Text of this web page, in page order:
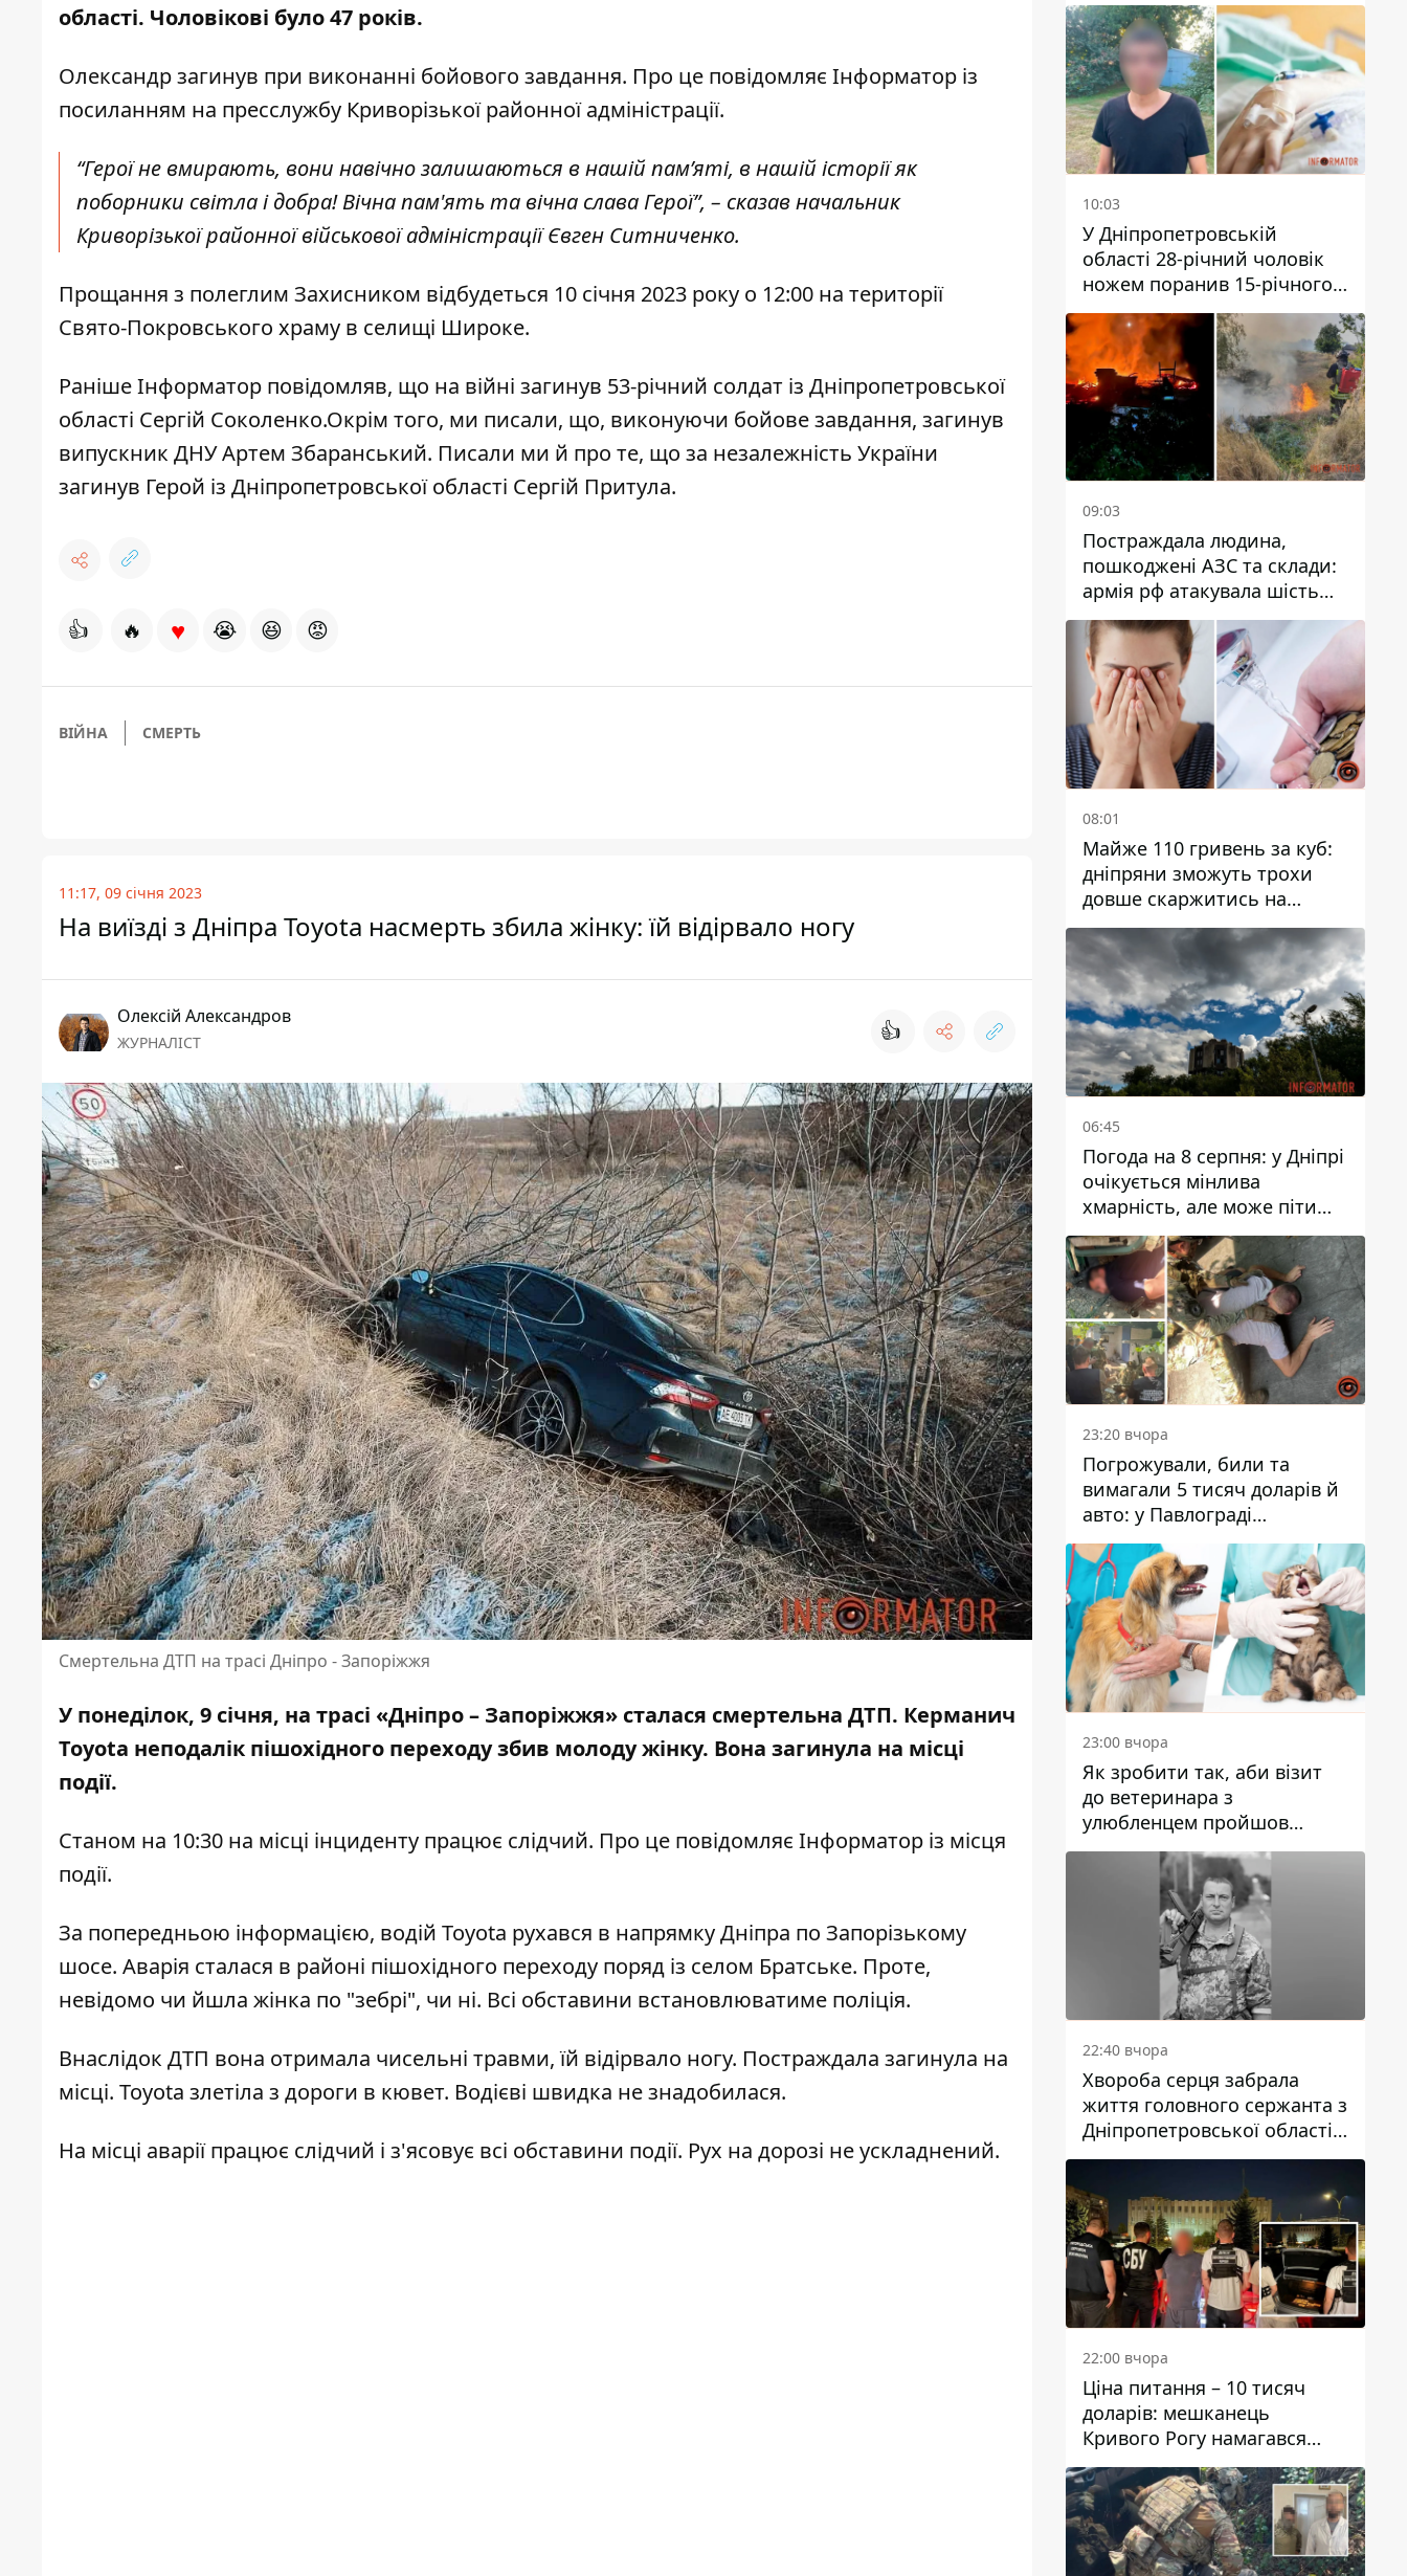
області. Чоловікові було 47 років.
Олександр загинув при виконанні бойового завдання. Про це повідомляє Інформатор із
посиланням на пресслужбу Криворізької районної адміністрації.
“Герої не вмирають, вони навічно залишаються в нашій пам’яті, в нашій історії як
поборники світла і добра! Вічна пам'ять та вічна слава Герої”, – сказав начальник
Криворізької районної військової адміністрації Євген Ситниченко.
Прощання з полеглим Захисником відбудеться 10 січня 2023 року о 12:00 на території
Свято-Покровського храму в селищі Широке.
Раніше Інформатор повідомляв, що на війні загинув 53-річний солдат із Дніпропетровської
області Сергій Соколенко.Окрім того, ми писали, що, виконуючи бойове завдання, загинув
випускник ДНУ Артем Збаранський. Писали ми й про те, що за незалежність України
загинув Герой із Дніпропетровської області Сергій Притула.
👍 🔥 ♥ 😭 😆 😡
ВІЙНА СМЕРТЬ
11:17, 09 січня 2023
На виїзді з Дніпра Toyota насмерть збила жінку: їй відірвало ногу
Олексій Александров
ЖУРНАЛІСТ 👍
Смертельна ДТП на трасі Дніпро - Запоріжжя
У понеділок, 9 січня, на трасі «Дніпро – Запоріжжя» сталася смертельна ДТП. Керманич
Toyota неподалік пішохідного переходу збив молоду жінку. Вона загинула на місці
події.
Станом на 10:30 на місці інциденту працює слідчий. Про це повідомляє Інформатор із місця
події.
За попередньою інформацією, водій Toyota рухався в напрямку Дніпра по Запорізькому
шосе. Аварія сталася в районі пішохідного переходу поряд із селом Братське. Проте,
невідомо чи йшла жінка по "зебрі", чи ні. Всі обставини встановлюватиме поліція.
Внаслідок ДТП вона отримала чисельні травми, їй відірвало ногу. Постраждала загинула на
місці. Toyota злетіла з дороги в кювет. Водієві швидка не знадобилася.
На місці аварії працює слідчий і з'ясовує всі обставини події. Рух на дорозі не ускладнений.
10:03
У Дніпропетровській
області 28-річний чоловік
ножем поранив 15-річного
хлопця
09:03
Постраждала людина,
пошкоджені АЗС та склади:
армія рф атакувала шість
районів Дніпропетровської
області
08:01
Майже 110 гривень за куб:
дніпряни зможуть трохи
довше скаржитись на
заплановані тарифи на воду
на 2027 рік
06:45
Погода на 8 серпня: у Дніпрі
очікується мінлива
хмарність, але може піти
дощ
23:20 вчора
Погрожували, били та
вимагали 5 тисяч доларів й
авто: у Павлограді
затримали двох чоловіків
23:00 вчора
Як зробити так, аби візит
до ветеринара з
улюбленцем пройшов
спокійно: прості поради
22:40 вчора
Хвороба серця забрала
життя головного сержанта з
Дніпропетровської області
Юрія Свистуна
22:00 вчора
Ціна питання – 10 тисяч
доларів: мешканець
Кривого Рогу намагався
переправити чоловіка до
Словаччини